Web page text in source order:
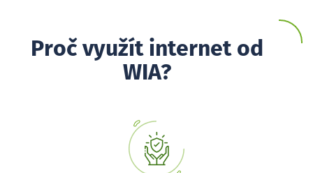
Proč využít internet od
WIA?